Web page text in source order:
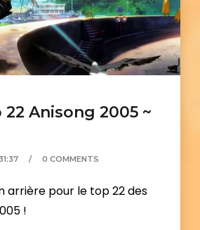
22 Anisong 2005 ~
0 COMMENTS
arrière pour le top 22 des
!